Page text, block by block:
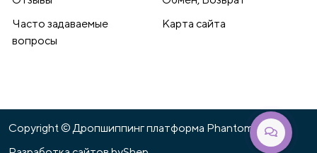
Часто задаваемые
вопросы
Карта сайта
Copyright © Дропшиппинг платформа Phantom 2026